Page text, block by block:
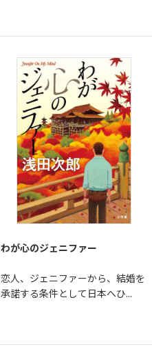
わが心のジェニファー
恋人、ジェニファーから、結婚を
承諾する条件として日本へひ...